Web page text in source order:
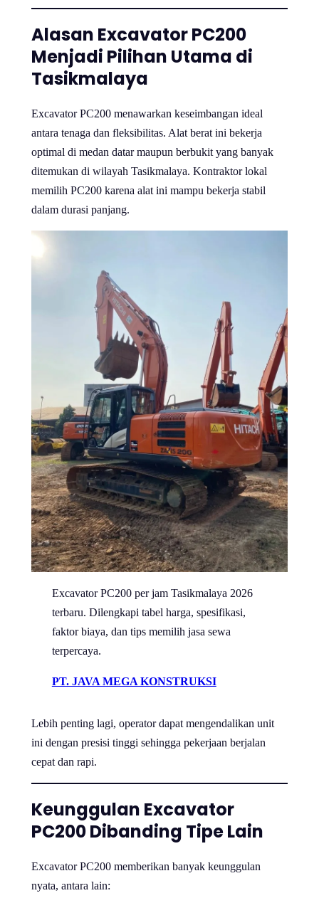
Alasan Excavator PC200
Menjadi Pilihan Utama di
Tasikmalaya
Excavator PC200 menawarkan keseimbangan ideal
antara tenaga dan fleksibilitas. Alat berat ini bekerja
optimal di medan datar maupun berbukit yang banyak
ditemukan di wilayah Tasikmalaya. Kontraktor lokal
memilih PC200 karena alat ini mampu bekerja stabil
dalam durasi panjang.
Excavator PC200 per jam Tasikmalaya 2026
terbaru. Dilengkapi tabel harga, spesifikasi,
faktor biaya, dan tips memilih jasa sewa
terpercaya.
PT. JAVA MEGA KONSTRUKSI
Lebih penting lagi, operator dapat mengendalikan unit
ini dengan presisi tinggi sehingga pekerjaan berjalan
cepat dan rapi.
Keunggulan Excavator
PC200 Dibanding Tipe Lain
Excavator PC200 memberikan banyak keunggulan
nyata, antara lain: